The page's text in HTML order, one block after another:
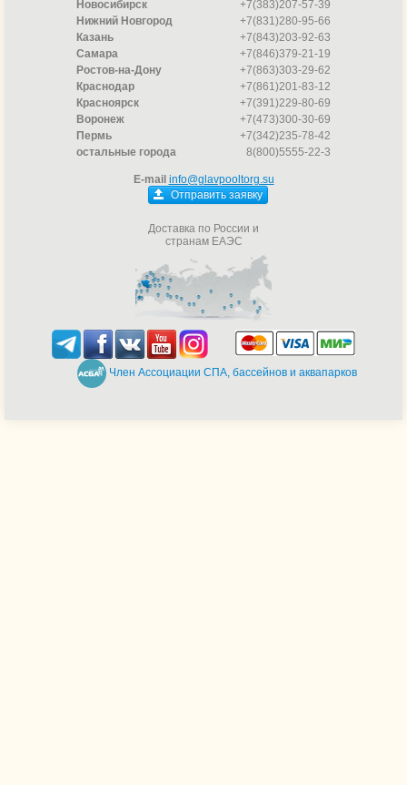
Новосибирск
+7(383)207-57-39
Нижний Новгород
+7(831)280-95-66
Казань
+7(843)203-92-63
Самара
+7(846)379-21-19
Ростов-на-Дону
+7(863)303-29-62
Краснодар
+7(861)201-83-12
Красноярск
+7(391)229-80-69
Воронеж
+7(473)300-30-69
Пермь
+7(342)235-78-42
остальные города
8(800)5555-22-3
E-mail info@glavpooltorg.su
Отправить заявку
Доставка по России и
странам ЕАЭС
Член Ассоциации СПА, бассейнов и аквапарков